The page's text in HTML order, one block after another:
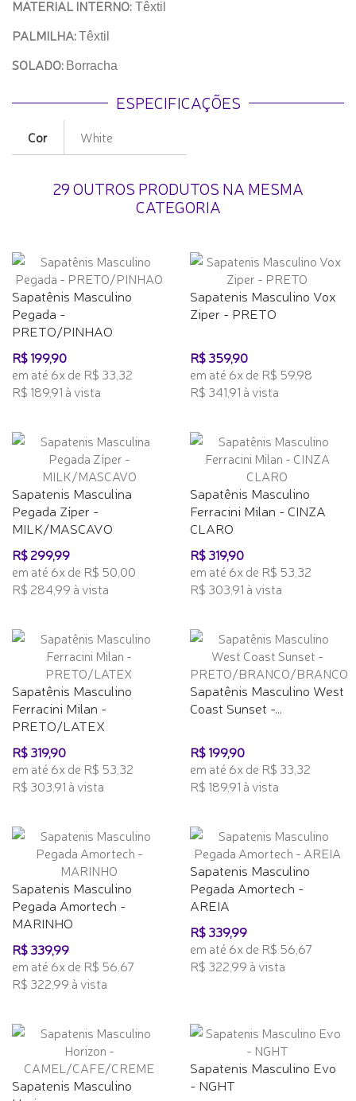
MATERIAL INTERNO: Têxtil
PALMILHA:Têxtil
SOLADO: Borracha
ESPECIFICAÇÕES
Cor White
29 OUTROS PRODUTOS NA MESMA
CATEGORIA
Sapatênis Masculino
Pegada -
PRETO/PINHAO
R$ 199,90
em até 6x de R$ 33,32
R$ 189,91 à vista
Sapatenis Masculino Vox
Ziper - PRETO
R$ 359,90
em até 6x de R$ 59,98
R$ 341,91 à vista
Sapatenis Masculina
Pegada Zíper -
MILK/MASCAVO
R$ 299,99
em até 6x de R$ 50,00
R$ 284,99 à vista
Sapatênis Masculino
Ferracini Milan - CINZA
CLARO
R$ 319,90
em até 6x de R$ 53,32
R$ 303,91 à vista
Sapatênis Masculino
Ferracini Milan -
PRETO/LATEX
R$ 319,90
em até 6x de R$ 53,32
R$ 303,91 à vista
Sapatênis Masculino West
Coast Sunset -...
R$ 199,90
em até 6x de R$ 33,32
R$ 189,91 à vista
Sapatenis Masculino
Pegada Amortech -
MARINHO
R$ 339,99
em até 6x de R$ 56,67
R$ 322,99 à vista
Sapatenis Masculino
Pegada Amortech -
AREIA
R$ 339,99
em até 6x de R$ 56,67
R$ 322,99 à vista
Sapatenis Masculino
Sapatenis Masculino Evo
- NGHT